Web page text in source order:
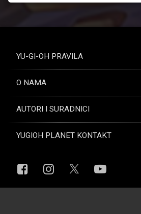
YU-GI-OH PRAVILA
O NAMA
AUTORI I SURADNICI
YUGIOH PLANET KONTAKT
FacebookInstagramYouTube